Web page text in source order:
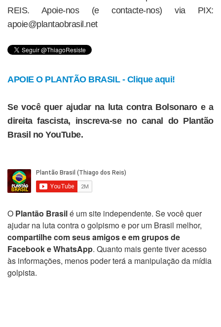
REIS. Apoie-nos (e contacte-nos) via PIX:
apoie@plantaobrasil.net
APOIE O PLANTÃO BRASIL - Clique aqui!
Se você quer ajudar na luta contra Bolsonaro e a
direita fascista, inscreva-se no canal do Plantão
Brasil no YouTube.
O Plantão Brasilé um site independente. Se você quer
ajudar na luta contra o golpismo e por um Brasil melhor,
compartilhe com seus amigos e em grupos de
Facebook e WhatsApp. Quanto mais gente tiver acesso
às informações, menos poder terá a manipulação da mídia
golpista.